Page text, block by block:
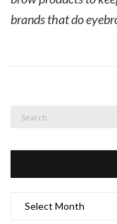
brands that do